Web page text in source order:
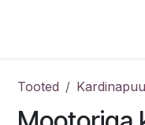
Tooted